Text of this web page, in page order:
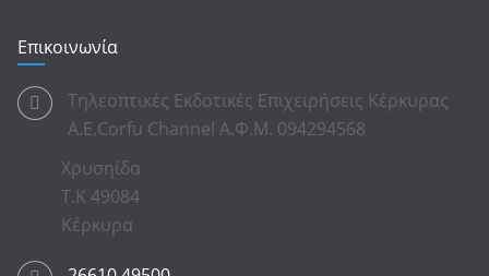
Επικοινωνία
Τηλεοπτικές Εκδοτικές Επιχειρήσεις Κέρκυρας
Α.Ε.Corfu Channel Α.Φ.Μ. 094294568
Χρυσηίδα
Τ.Κ 49084
Κέρκυρα